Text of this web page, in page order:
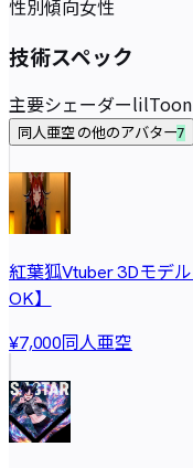
性別傾向女性
技術スペック
主要シェーダーlilToon
同人亜空 の他のアバター7
紅葉狐Vtuber 3Dモデ
OK】
¥7,000同人亜空